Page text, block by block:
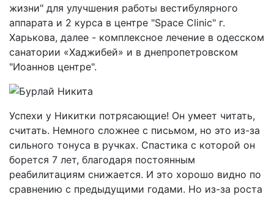
жизни" для улучшения работы вестибулярного
аппарата и 2 курса в центре "Space Clinic" г.
Харькова, далее - комплексное лечение в одесском
санатории «Хаджибей» и в днепропетровском
"Иоаннов центре".
Успехи у Никитки потрясающие! Он умеет читать,
считать. Немного сложнее с письмом, но это из-за
сильного тонуса в ручках. Спастика с которой он
борется 7 лет, благодаря постоянным
реабилитациям снижается. И это хорошо видно по
сравнению с предыдущими годами. Но из-за роста